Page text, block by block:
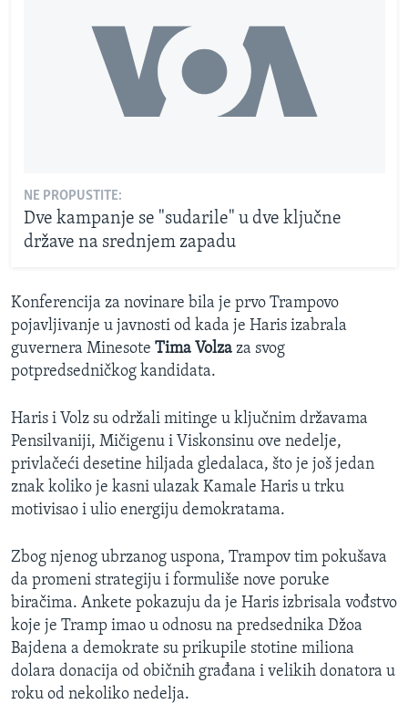
NE PROPUSTITE:
Dve kampanje se "sudarile" u dve ključne
države na srednjem zapadu
Konferencija za novinare bila je prvo Trampovo
pojavljivanje u javnosti od kada je Haris izabrala
guvernera Minesote Tima Volza za svog
potpredsedničkog kandidata.
Haris i Volz su održali mitinge u ključnim državama
Pensilvaniji, Mičigenu i Viskonsinu ove nedelje,
privlačeći desetine hiljada gledalaca, što je još jedan
znak koliko je kasni ulazak Kamale Haris u trku
motivisao i ulio energiju demokratama.
Zbog njenog ubrzanog uspona, Trampov tim pokušava
da promeni strategiju i formuliše nove poruke
biračima. Ankete pokazuju da je Haris izbrisala vođstvo
koje je Tramp imao u odnosu na predsednika Džoa
Bajdena a demokrate su prikupile stotine miliona
dolara donacija od običnih građana i velikih donatora u
roku od nekoliko nedelja.